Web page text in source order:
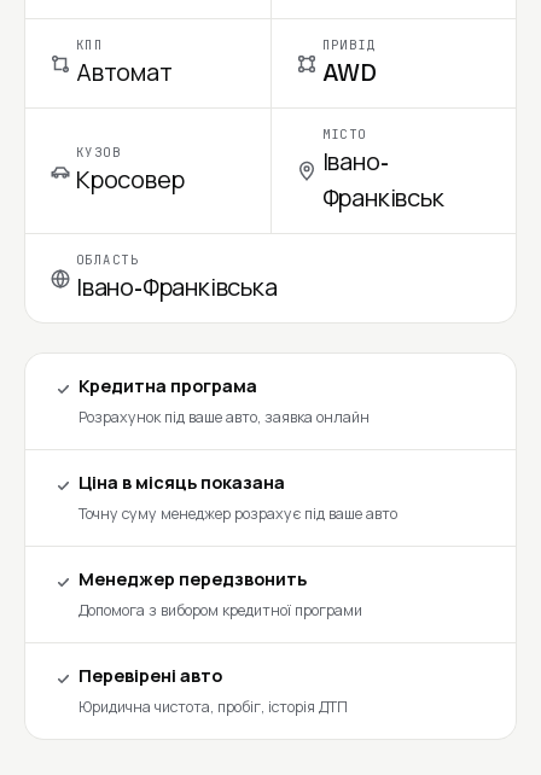
КПП
Автомат
ПРИВІД
AWD
КУЗОВ
Кросовер
МІСТО
Івано-
Франківськ
ОБЛАСТЬ
Івано-Франківська
Кредитна програма
Розрахунок під ваше авто, заявка онлайн
Ціна в місяць показана
Точну суму менеджер розрахує під ваше авто
Менеджер передзвонить
Допомога з вибором кредитної програми
Перевірені авто
Юридична чистота, пробіг, історія ДТП